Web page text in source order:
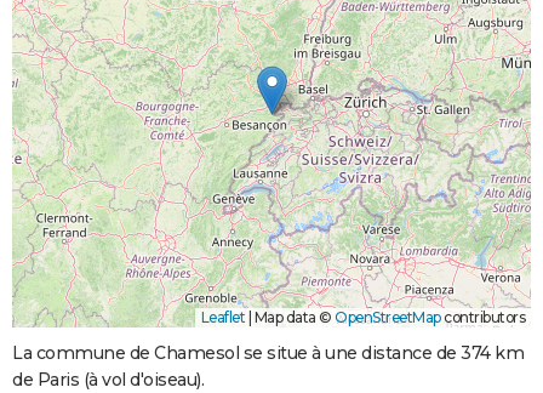
Leaflet Map data © OpenStreetMapcontributors
La commune de Chamesol se situe à une distance de 374 km
de Paris (à vol d'oiseau).